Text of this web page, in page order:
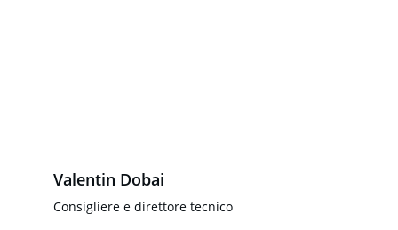
Valentin Dobai
Consigliere e direttore tecnico